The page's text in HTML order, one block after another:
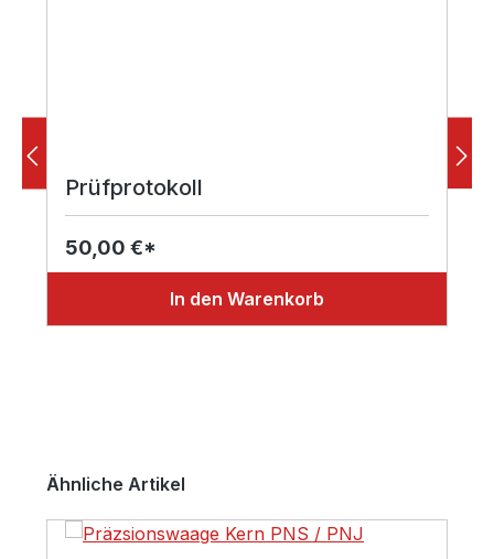
Prüfprotokoll
50,00 €*
In den Warenkorb
Produktgalerie überspringen
Ähnliche Artikel